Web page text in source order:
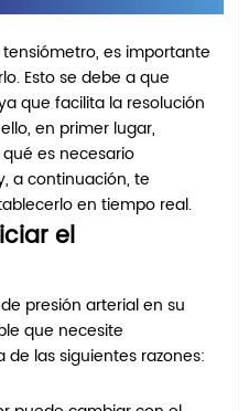
es importante
Esto se debe a que
que facilita la resolución
en primer lugar,
es necesario
a continuación, te
en tiempo real.
el
presión arterial en su
que necesite
las siguientes razones: